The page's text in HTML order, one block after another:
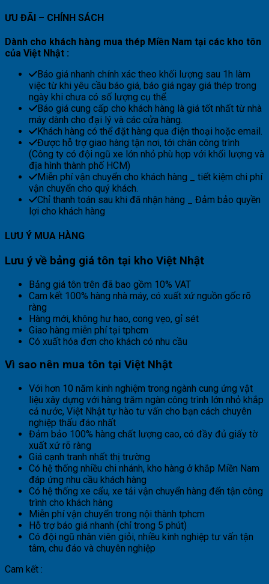
ƯU ĐÃI – CHÍNH SÁCH
Dành cho khách hàng mua thép Miền Nam tại các kho tôn
của Việt Nhật :
Báo giá nhanh chính xác theo khối lượng sau 1h làm
việc từ khi yêu cầu báo giá, báo giá ngay giá thép trong
ngày khi chưa có số lượng cụ thể.
Báo giá cung cấp cho khách hàng là giá tốt nhất từ nhà
máy dành cho đại lý và các cửa hàng.
Khách hàng có thể đặt hàng qua điện thoại hoặc email.
Được hỗ trợ giao hàng tận nơi, tới chân công trình
(Công ty có đội ngũ xe lớn nhỏ phù hợp với khối lượng và
địa hình thành phố HCM)
Miễn phí vận chuyển cho khách hàng _ tiết kiệm chi phí
vận chuyển cho quý khách.
Chỉ thanh toán sau khi đã nhận hàng _ Đảm bảo quyền
lợi cho khách hàng
LƯU Ý MUA HÀNG
Lưu ý về bảng giá tôn tại kho Việt Nhật
Bảng giá tôn trên đã bao gồm 10% VAT
Cam kết 100% hàng nhà máy, có xuất xứ nguồn gốc rõ
ràng
Hàng mới, không hư hao, cong vẹo, gỉ sét
Giao hàng miễn phí tại tphcm
Có xuất hóa đơn cho khách có nhu cầu
Vì sao nên mua tôn tại Việt Nhật
Với hơn 10 năm kinh nghiệm trong ngành cung ứng vật
liệu xây dựng với hàng trăm ngàn công trình lớn nhỏ khắp
cả nước, Việt Nhật tự hào tư vấn cho bạn cách chuyên
nghiệp thấu đáo nhất
Đảm bảo 100% hàng chất lượng cao, có đầy đủ giấy tờ
xuất xứ rõ ràng
Giá cạnh tranh nhất thị trường
Có hệ thống nhiều chi nhánh, kho hàng ở khắp Miền Nam
đáp ứng nhu cầu khách hàng
Có hệ thống xe cẩu, xe tải vận chuyển hàng đến tận công
trình cho khách hàng
Miễn phí vận chuyển trong nội thành tphcm
Hỗ trợ báo giá nhanh (chỉ trong 5 phút)
Có đội ngũ nhân viên giỏi, nhiều kinh nghiệp tư vấn tận
tâm, chu đáo và chuyên nghiệp
Cam kết :